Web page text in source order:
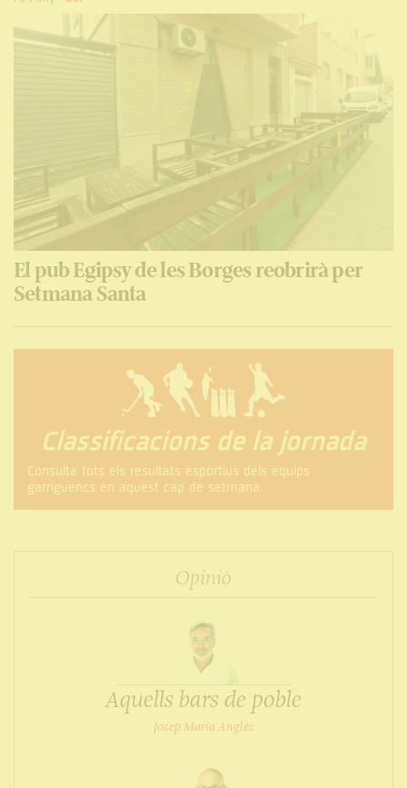
El pub Egipsy de les Borges reobrirà per
Setmana Santa
Classificacions de la jornada
Consulta tots els resultats esportius dels equips
garriguencs en aquest cap de setmana.
Opinió
Aquells bars de poble
Josep Maria Anglès